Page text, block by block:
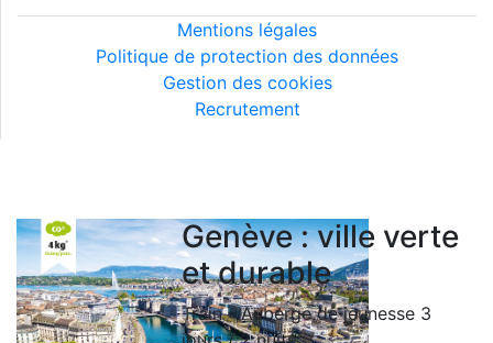
Mentions légales
Politique de protection des données
Gestion des cookies
Recrutement
Genève : ville verte
et durable
Train - Auberge de jeunesse 3